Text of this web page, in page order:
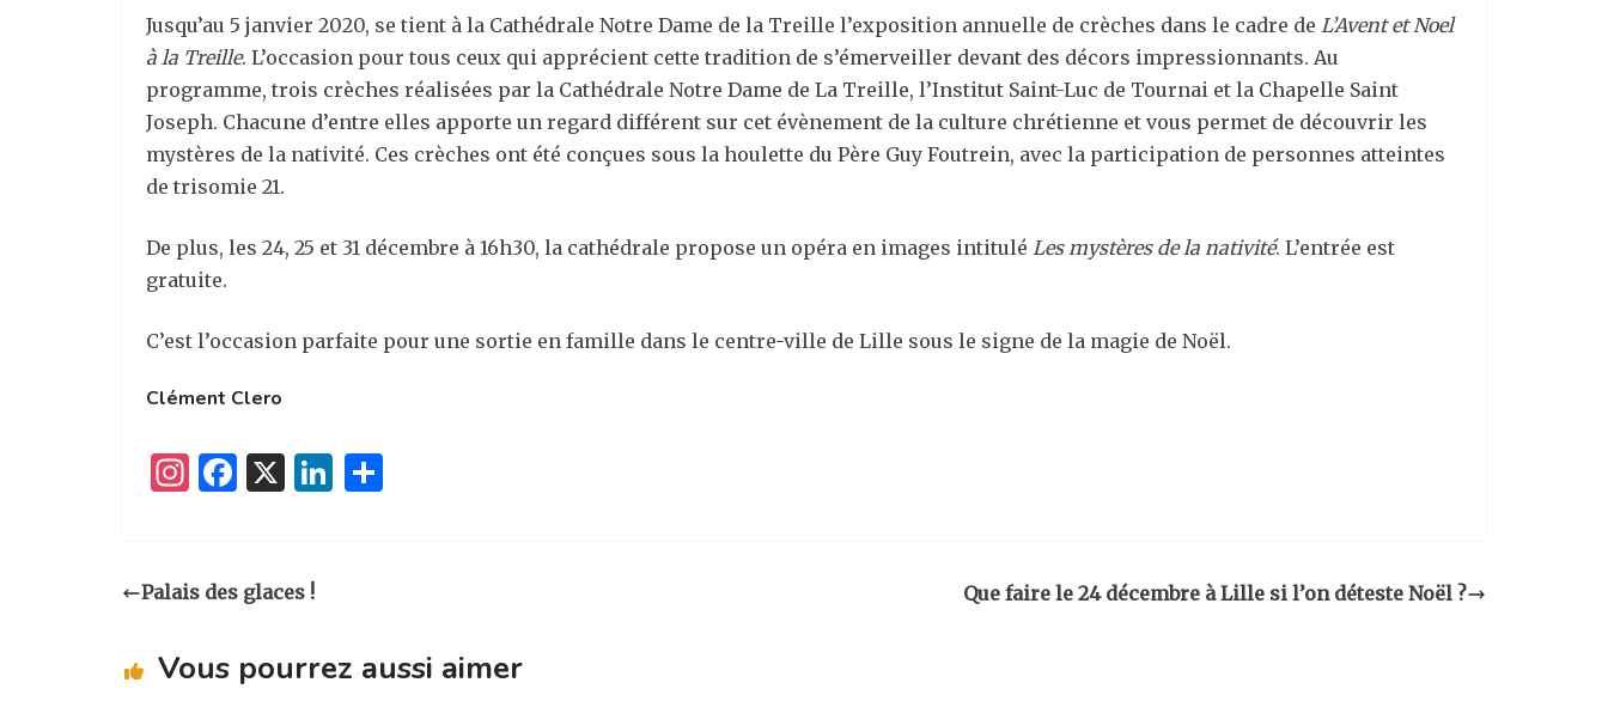
Jusqu’au 5 janvier 2020, se tient à la Cathédrale Notre Dame de la Treille l’exposition annuelle de crèches dans le cadre de L’Avent et Noel
à la Treille. L’occasion pour tous ceux qui apprécient cette tradition de s’émerveiller devant des décors impressionnants. Au
programme, trois crèches réalisées par la Cathédrale Notre Dame de La Treille, l’Institut Saint-Luc de Tournai et la Chapelle Saint
Joseph. Chacune d’entre elles apporte un regard différent sur cet évènement de la culture chrétienne et vous permet de découvrir les
mystères de la nativité. Ces crèches ont été conçues sous la houlette du Père Guy Foutrein, avec la participation de personnes atteintes
de trisomie 21.
De plus, les 24, 25 et 31 décembre à 16h30, la cathédrale propose un opéra en images intitulé Les mystères de la nativité. L’entrée est
gratuite.
C’est l’occasion parfaite pour une sortie en famille dans le centre-ville de Lille sous le signe de la magie de Noël.
Clément Clero
I
a
ra
F
e
o
X
Li
n
Palais des glaces ! Que faire le 24 décembre à Lille si l’on déteste Noël ?
Vous pourrez aussi aimer